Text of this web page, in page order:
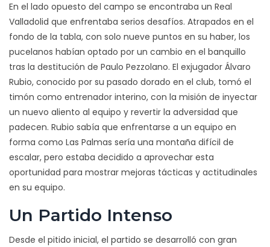
En el lado opuesto del campo se encontraba un Real
Valladolid que enfrentaba serios desafíos. Atrapados en el
fondo de la tabla, con solo nueve puntos en su haber, los
pucelanos habían optado por un cambio en el banquillo
tras la destitución de Paulo Pezzolano. El exjugador Álvaro
Rubio, conocido por su pasado dorado en el club, tomó el
timón como entrenador interino, con la misión de inyectar
un nuevo aliento al equipo y revertir la adversidad que
padecen. Rubio sabía que enfrentarse a un equipo en
forma como Las Palmas sería una montaña difícil de
escalar, pero estaba decidido a aprovechar esta
oportunidad para mostrar mejoras tácticas y actitudinales
en su equipo.
Un Partido Intenso
Desde el pitido inicial, el partido se desarrolló con gran